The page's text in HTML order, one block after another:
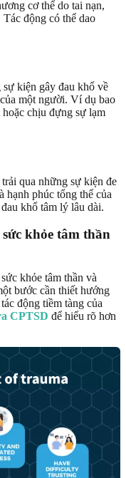
cơ thể do tai nạn,
động có thể dao
kiện gây đau khổ về
một người. Ví dụ bao
chịu đựng sự lạm
qua những sự kiện đe
hạnh phúc tổng thể của
khổ tâm lý lâu dài.
khỏe tâm thần
khỏe tâm thần và
bước cần thiết hướng
động tiềm tàng của
CPTSD để hiểu rõ hơn